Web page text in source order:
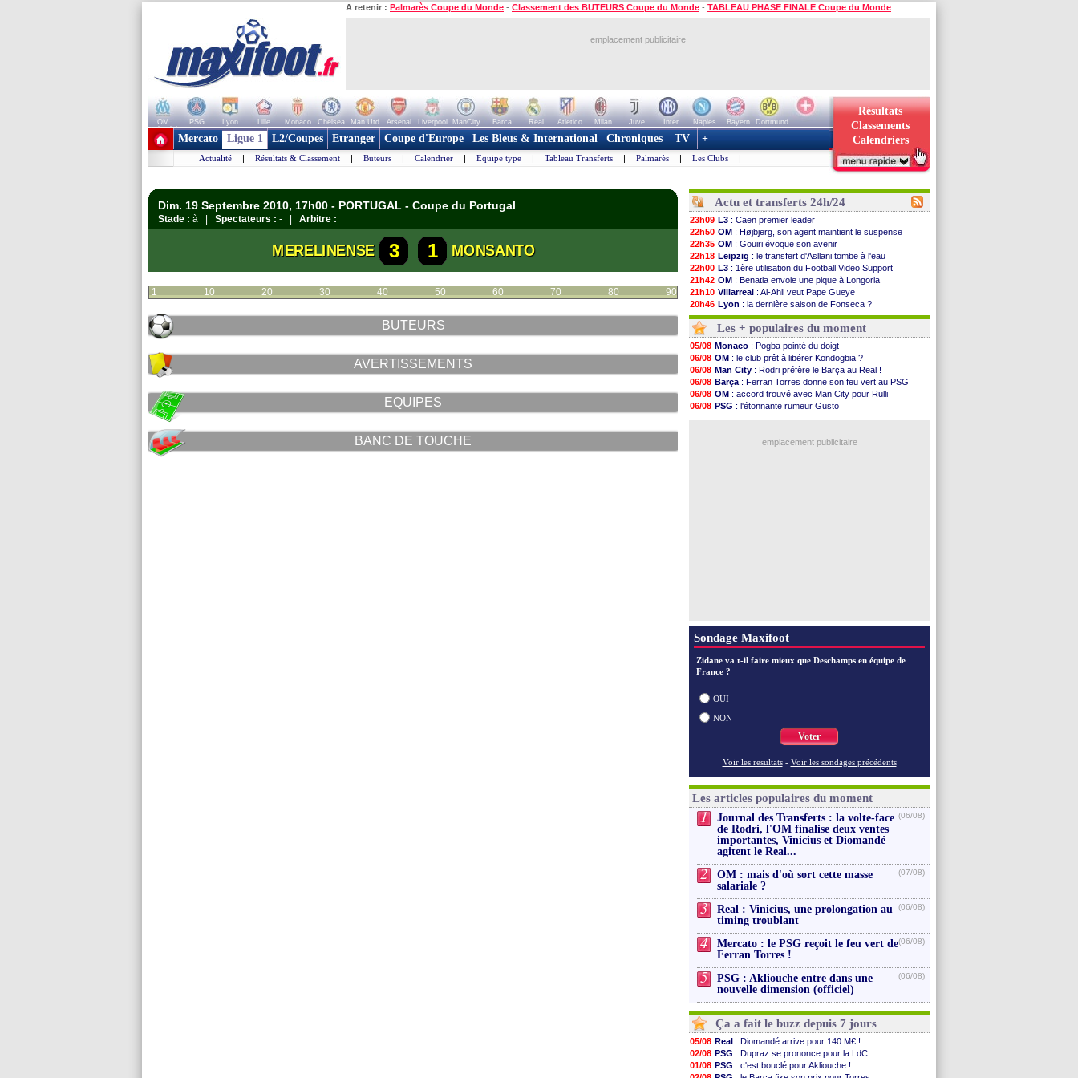
A retenir : Palmarès Coupe du Monde - Classement des BUTEURS Coupe du Monde - TABLEAU PHASE FINALE Coupe du Monde
emplacement publicitaire
OM PSG Lyon Lille Monaco Chelsea Man Utd Arsenal Liverpool ManCity Barca Real Atletico Milan Juve Inter Naples Bayern
Dortmund
+ de clubs
Résultats
Classements
Calendriers
Mercato Ligue 1 L2/Coupes Etranger Coupe d'Europe Les Bleus & International Chroniques TV +
Actualité | Résultats & Classement | Buteurs | Calendrier | Equipe type | Tableau Transferts | Palmarès | Les Clubs |
Dim. 19 Septembre 2010, 17h00 - PORTUGAL - Coupe du Portugal
Stade : à | Spectateurs : - | Arbitre :
MERELINENSE 3 1 MONSANTO
1 10 20 30 40 50 60 70 80 90
BUTEURS
AVERTISSEMENTS
EQUIPES
BANC DE TOUCHE
Actu et transferts 24h/24
23h09 L3 : Caen premier leader
22h50 OM : Højbjerg, son agent maintient le suspense
22h35 OM : Gouiri évoque son avenir
22h18 Leipzig : le transfert d'Asllani tombe à l'eau
22h00 L3 : 1ère utilisation du Football Video Support
21h42 OM : Benatia envoie une pique à Longoria
21h10 Villarreal : Al-Ahli veut Pape Gueye
20h46 Lyon : la dernière saison de Fonseca ?
20h30 OM: un nouveau prétendant pour Højbjerg
20h01
Brest: un gardien norvégien en approche ?
19h18 OM: McCourt a versé 120 M€ en 2026
19h09
PSG: 4 retours dans le groupe face à Man Utd ...
18h48
Nice: Kevin Carlos va partir en Italie
18h37
L1: prison avec sursis requis contre un arbitre
18h29
Leganés: c'est signé pour Luca Zidane (off.)
17h58
Atletico: Ruggeri en route pour Aston Villa
17h46
Monaco: Filipe Luis soutient Biereth
: Naples vise Gabriel Jesus
Les + populaires du moment
05/08 Monaco : Pogba pointé du doigt
06/08 OM : le club prêt à libérer Kondogbia ?
06/08 Man City : Rodri préfère le Barça au Real !
06/08 Barça : Ferran Torres donne son feu vert au PSG
06/08 OM : accord trouvé avec Man City pour Rulli
06/08 PSG : l'étonnante rumeur Gusto
emplacement publicitaire
Sondage Maxifoot
Zidane va t-il faire mieux que Deschamps en équipe de
France ?
OUI
NON
Voter
Voir les resultats - Voir les sondages précédents
Les articles populaires du moment
1
Journal des Transferts : la volte-face
de Rodri, l'OM finalise deux ventes
importantes, Vinicius et Diomandé
agitent le Real...
(06/08)
2
OM : mais d'où sort cette masse
salariale ?
(07/08)
3
Real : Vinicius, une prolongation au
timing troublant
(06/08)
4
Mercato : le PSG reçoit le feu vert de
Ferran Torres !
(06/08)
5
PSG : Akliouche entre dans une
nouvelle dimension (officiel)
(06/08)
Ça a fait le buzz depuis 7 jours
05/08 Real : Diomandé arrive pour 140 M€ !
02/08 PSG : Dupraz se prononce pour la LdC
01/08 PSG : c'est bouclé pour Akliouche !